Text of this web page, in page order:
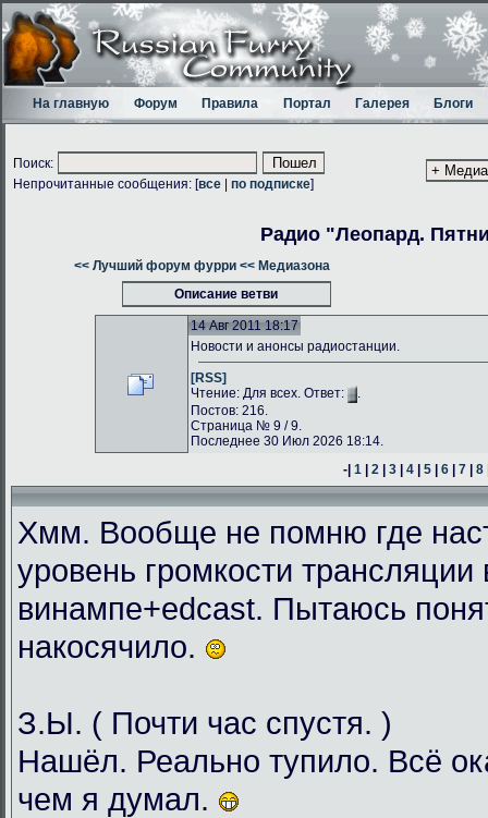
На главную Форум Правила Портал Галерея Блоги
Поиск:
Непрочитанные сообщения: [все по подписке]
Радио "Леопард.
<< Лучший форум фурри << Медиазона
Описание ветви
14 Авг 2011 18:17
Новости и анонсы радиостанции.
[RSS]
Чтение: Для всех. Ответ:
.
Постов: 216.
Страница № 9 / 9.
Последнее 30 Июл 2026 18:14.
-|1 |2 |3 |4 |5 |6 |7 |8
Хмм. Вообще не помню где
уровень громкости трансляции
винампе+edcast. Пытаюсь
накосячило.
З.Ы. ( Почти час спустя. )
Нашёл. Реально тупило. Всё
чем я думал.